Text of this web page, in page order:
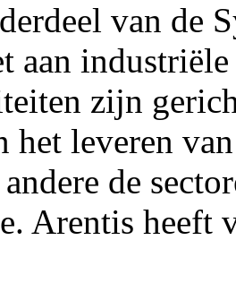
van de
aan
zijn
het leveren
de
Arentis heeft